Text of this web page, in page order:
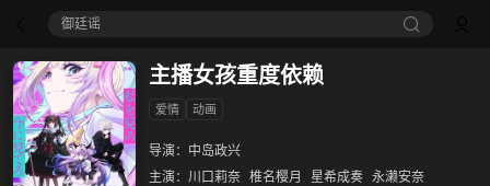
御廷谣‎
主播女孩重度依赖
爱情 动画
导演： 中岛政兴
主演： 川口莉奈 椎名樱月 星希成奏 永濑安奈